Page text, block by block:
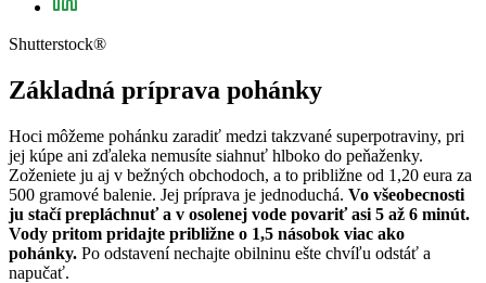
Shutterstock®
Základná príprava pohánky
Hoci môžeme pohánku zaradiť medzi takzvané superpotraviny, pri
jej kúpe ani zďaleka nemusíte siahnuť hlboko do peňaženky.
Zoženiete ju aj v bežných obchodoch, a to približne od 1,20 eura za
500 gramové balenie. Jej príprava je jednoduchá. Vo všeobecnosti
ju stačí prepláchnuť a v osolenej vode povariť asi 5 až 6 minút.
Vody pritom pridajte približne o 1,5 násobok viac ako
pohánky. Po odstavení nechajte obilninu ešte chvíľu odstáť a
napučať.